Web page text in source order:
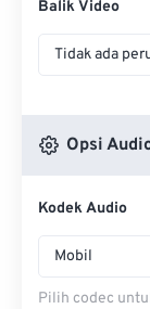
Balik Video
Tidak ada
Opsi
Kodek Audio
Mobil
Pilih codec